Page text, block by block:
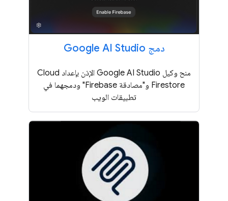
دمج Google AI Studio
منح وكيل Google AI Studio الإذن بإعداد Cloud
Firestore و"مصادقة Firebase" ودمجهما في
تطبيقات الويب